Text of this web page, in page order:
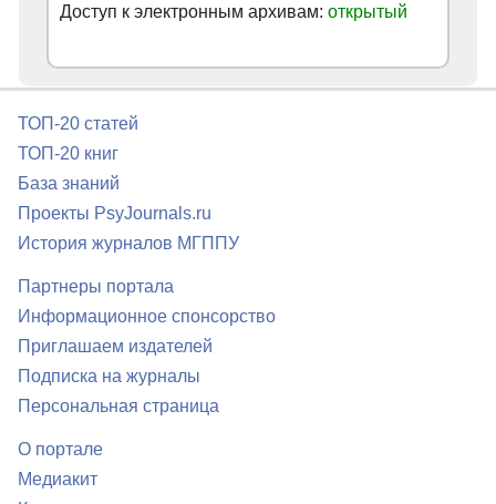
Доступ к электронным архивам: открытый
ТОП-20 статей
ТОП-20 книг
База знаний
Проекты PsyJournals.ru
История журналов МГППУ
Партнеры портала
Информационное спонсорство
Приглашаем издателей
Подписка на журналы
Персональная страница
О портале
Медиакит